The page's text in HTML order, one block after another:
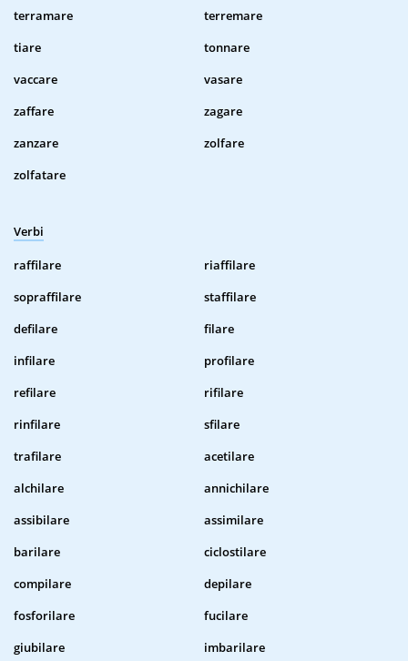
terramare
terremare
tiare
tonnare
vaccare
vasare
zaffare
zagare
zanzare
zolfare
zolfatare
Verbi
raffilare
riaffilare
sopraffilare
staffilare
defilare
filare
infilare
profilare
refilare
rifilare
rinfilare
sfilare
trafilare
acetilare
alchilare
annichilare
assibilare
assimilare
barilare
ciclostilare
compilare
depilare
fosforilare
fucilare
giubilare
imbarilare